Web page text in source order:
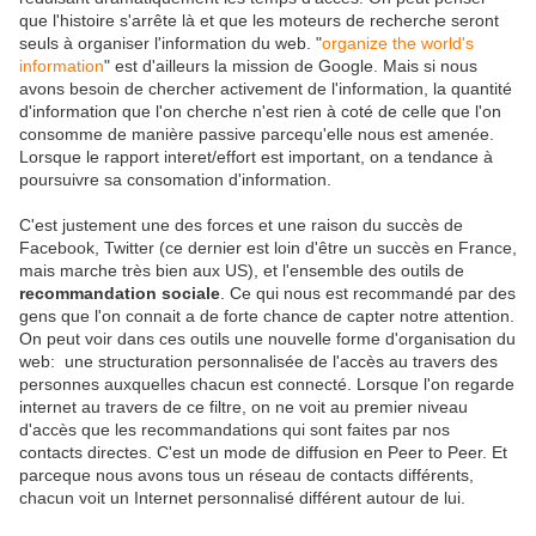
que l'histoire s'arrête là et que les moteurs de recherche seront
seuls à organiser l'information du web. "organize the world's
information" est d'ailleurs la mission de Google. Mais si nous
avons besoin de chercher activement de l'information, la quantité
d'information que l'on cherche n'est rien à coté de celle que l'on
consomme de manière passive parcequ'elle nous est amenée.
Lorsque le rapport interet/effort est important, on a tendance à
poursuivre sa consomation d'information.
C'est justement une des forces et une raison du succès de
Facebook, Twitter (ce dernier est loin d'être un succès en France,
mais marche très bien aux US), et l'ensemble des outils de
recommandation sociale . Ce qui nous est recommandé par des
gens que l'on connait a de forte chance de capter notre attention.
On peut voir dans ces outils une nouvelle forme d'organisation du
web: une structuration personnalisée de l'accès au travers des
personnes auxquelles chacun est connecté. Lorsque l'on regarde
internet au travers de ce filtre, on ne voit au premier niveau
d'accès que les recommandations qui sont faites par nos
contacts directes. C'est un mode de diffusion en Peer to Peer. Et
parceque nous avons tous un réseau de contacts différents,
chacun voit un Internet personnalisé différent autour de lui.